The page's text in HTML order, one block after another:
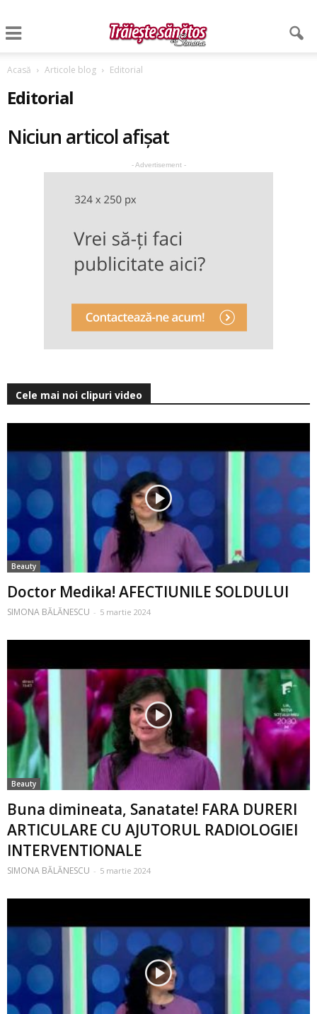
Acasă Articole blog Editorial
Editorial
Niciun articol afișat
- Advertisement -
Cele mai noi clipuri video
Beauty
Doctor Medika! AFECTIUNILE SOLDULUI
SIMONA BĂLĂNESCU - 5 martie 2024
Beauty
Buna dimineata, Sanatate! FARA DURERI
ARTICULARE CU AJUTORUL RADIOLOGIEI
INTERVENTIONALE
SIMONA BĂLĂNESCU - 5 martie 2024